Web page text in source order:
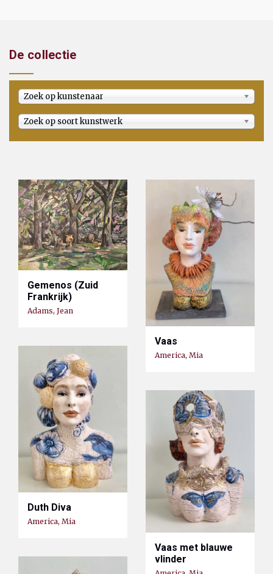
De collectie
Zoek op kunstenaar
Zoek op soort kunstwerk
Gemenos (Zuid
Frankrijk)
Adams, Jean
Vaas
America, Mia
Duth Diva
America, Mia
Vaas met blauwe
vlinder